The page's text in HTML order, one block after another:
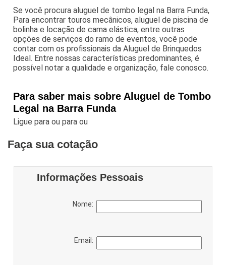
Se você procura aluguel de tombo legal na Barra Funda,
Para encontrar touros mecânicos, aluguel de piscina de
bolinha e locação de cama elástica, entre outras
opções de serviços do ramo de eventos, você pode
contar com os profissionais da Aluguel de Brinquedos
Ideal. Entre nossas características predominantes, é
possível notar a qualidade e organização, fale conosco.
Para saber mais sobre Aluguel de Tombo
Legal na Barra Funda
Ligue paraou paraou
Faça sua cotação
Informações Pessoais
Nome:
Email: